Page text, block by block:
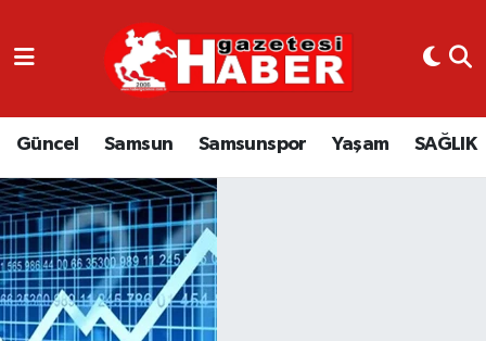
Güncel Samsun Samsunspor Yaşam SAĞLIK
GÜNCEL
SAMSUN
SAMSUNSPOR
EKONOMİ
YAŞAM